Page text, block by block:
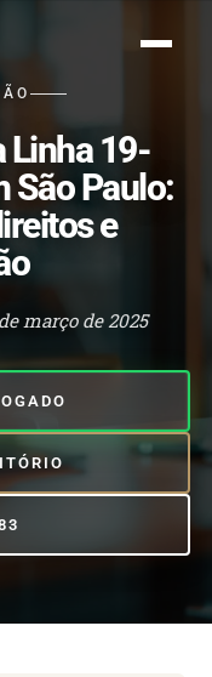
Linha 19-
São Paulo:
e
março de 2025